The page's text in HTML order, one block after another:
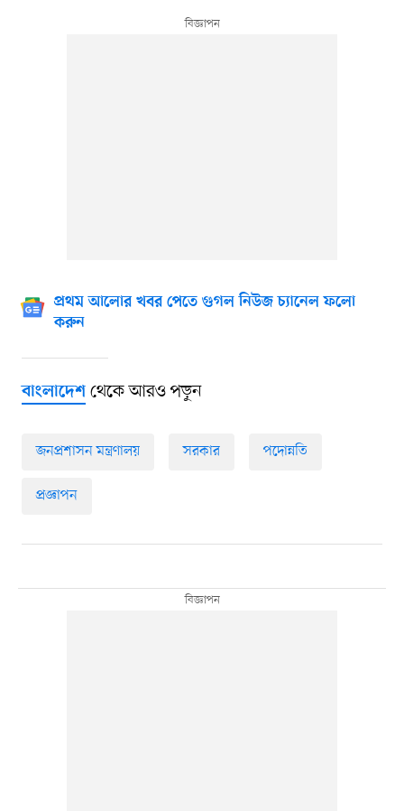
প্রথম আলোর খবর পেতে গুগল নিউজ চ্যানেল ফলো
করুন
বাংলাদেশথেকে আরও পড়ুন
জনপ্রশাসন মন্ত্রণালয় সরকার পদোন্নতি
প্রজ্ঞাপন